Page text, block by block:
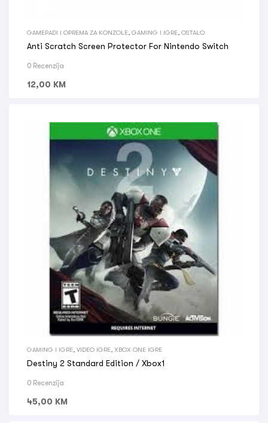
GAMEPADI I OPREMA ZA KONZOLE GAMING I IGRE OSTALO
Anti Scratch Screen Protector For Nintendo Switch
0 Recenzija
12,00 KM
GAMING I IGRE VIDEO IGRE XBOX ONE IGRE
Destiny 2 Standard Edition / Xbox1
0 Recenzija
45,00 KM